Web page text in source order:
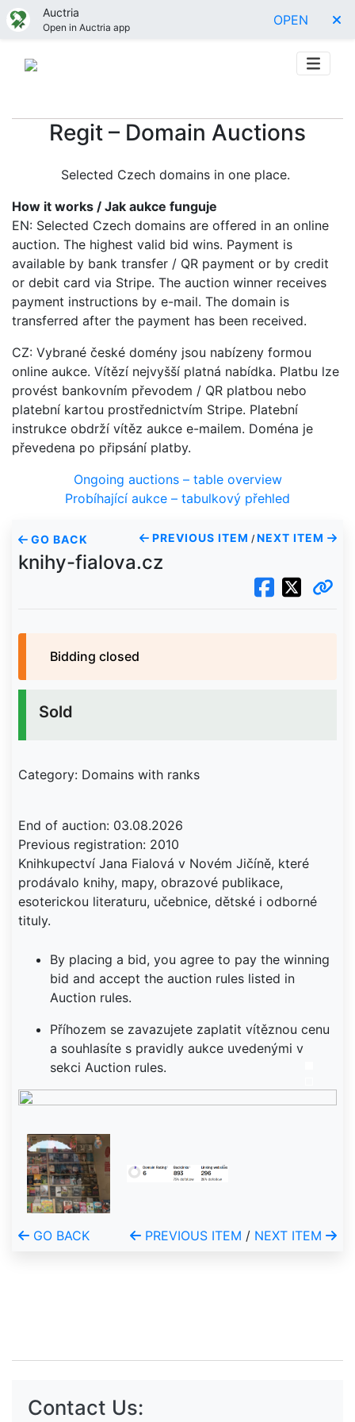
Auctria
Open in Auctria app OPEN
Regit – Domain Auctions
Selected Czech domains in one place.
How it works / Jak aukce funguje
EN: Selected Czech domains are offered in an online
auction. The highest valid bid wins. Payment is
available by bank transfer / QR payment or by credit
or debit card via Stripe. The auction winner receives
payment instructions by e-mail. The domain is
transferred after the payment has been received.
CZ: Vybrané české domény jsou nabízeny formou
online aukce. Vítězí nejvyšší platná nabídka. Platbu lze
provést bankovním převodem / QR platbou nebo
platební kartou prostřednictvím Stripe. Platební
instrukce obdrží vítěz aukce e-mailem. Doména je
převedena po připsání platby.
Ongoing auctions – table overview
Probíhající aukce – tabulkový přehled
GO BACK PREVIOUS ITEM / NEXT ITEM
knihy-fialova.cz
Bidding closed
Sold
Category: Domains with ranks
End of auction: 03.08.2026
Previous registration: 2010
Knihkupectví Jana Fialová v Novém Jičíně, které
prodávalo knihy, mapy, obrazové publikace,
esoterickou literaturu, učebnice, dětské i odborné
tituly.
By placing a bid, you agree to pay the winning
bid and accept the auction rules listed in
Auction rules.
Příhozem se zavazujete zaplatit vítěznou cenu
a souhlasíte s pravidly aukce uvedenými v
sekci Auction rules.
GO BACK PREVIOUS ITEM / NEXT ITEM
Contact Us: